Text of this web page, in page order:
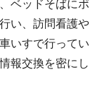
ベッドそばにポ
い、訪問看護や
いすで行ってい
報交換を密にし